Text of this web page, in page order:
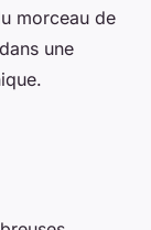
morceau de
une